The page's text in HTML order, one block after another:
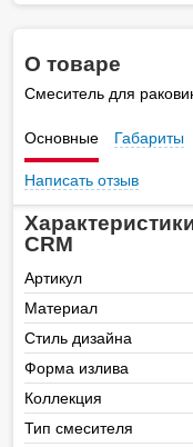
О товаре
Смеситель для
Основные Габариты
Написать отзыв
CRM
Артикул
Материал
Стиль дизайна
Форма излива
Коллекция
Тип смесителя